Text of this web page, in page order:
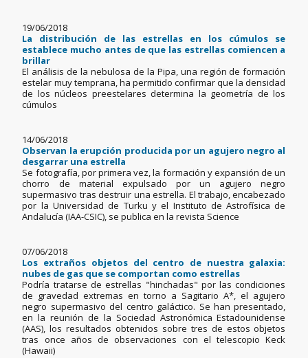
19/06/2018
La distribución de las estrellas en los cúmulos se
establece mucho antes de que las estrellas comiencen a
brillar
El análisis de la nebulosa de la Pipa, una región de formación
estelar muy temprana, ha permitido confirmar que la densidad
de los núcleos preestelares determina la geometría de los
cúmulos
14/06/2018
Observan la erupción producida por un agujero negro al
desgarrar una estrella
Se fotografía, por primera vez, la formación y expansión de un
chorro de material expulsado por un agujero negro
supermasivo tras destruir una estrella. El trabajo, encabezado
por la Universidad de Turku y el Instituto de Astrofísica de
Andalucía (IAA-CSIC), se publica en la revista Science
07/06/2018
Los extraños objetos del centro de nuestra galaxia:
nubes de gas que se comportan como estrellas
Podría tratarse de estrellas "hinchadas" por las condiciones
de gravedad extremas en torno a Sagitario A*, el agujero
negro supermasivo del centro galáctico. Se han presentado,
en la reunión de la Sociedad Astronómica Estadounidense
(AAS), los resultados obtenidos sobre tres de estos objetos
tras once años de observaciones con el telescopio Keck
(Hawaii)